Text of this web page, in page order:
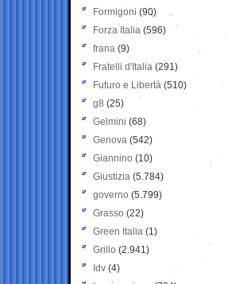
Formigoni (90)
Forza Italia (596)
frana (9)
Fratelli d'Italia (291)
Futuro e Libertà (510)
g8 (25)
Gelmini (68)
Genova (542)
Giannino (10)
Giustizia (5.784)
governo (5.799)
Grasso (22)
Green Italia (1)
Grillo (2.941)
Idv (4)